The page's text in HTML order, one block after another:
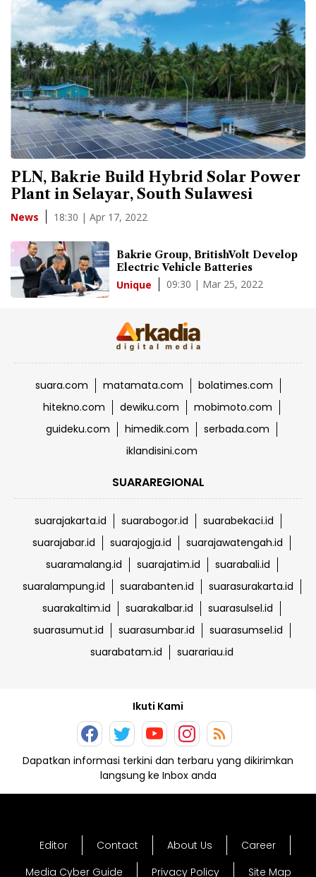
PLN, Bakrie Build Hybrid Solar Power
Plant in Selayar, South Sulawesi
News 18:30 | Apr 17, 2022
Bakrie Group, BritishVolt Develop
Electric Vehicle Batteries
Unique 09:30 | Mar 25, 2022
suara.com matamata.com
bolatimes.com
hitekno.com
dewiku.com
mobimoto.com
guideku.com
himedik.com
serbada.com
iklandisini.com
SUARAREGIONAL
suarajakarta.id suarabogor.id
suarabekaci.id
suarajabar.id
suarajogja.id
suarajawatengah.id
suaramalang.id
suarajatim.id
suarabali.id
suaralampung.id
suarabanten.id
suarasurakarta.id
suarakaltim.id
suarakalbar.id
suarasulsel.id
suarasumut.id
suarasumbar.id
suarasumsel.id
suarabatam.id
suarariau.id
Ikuti Kami
Dapatkan informasi terkini dan terbaru yang dikirimkan
langsung ke Inbox anda
Editor Contact About Us
Career
Media Cyber Guide
Privacy Policy Site Map